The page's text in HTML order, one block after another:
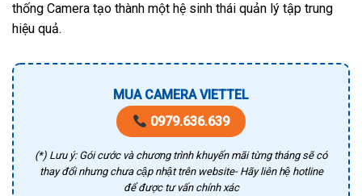
thống Camera tạo thành một hệ sinh thái quản lý tập trung
hiệu quả.
MUA CAMERA VIETTEL
0979.636.639
(*) Lưu ý: Gói cước và chương trình khuyến mãi từng tháng sẽ có
thay đổi nhưng chưa cập nhật trên website- Hãy liên hệ hotline
để được tư vấn chính xác